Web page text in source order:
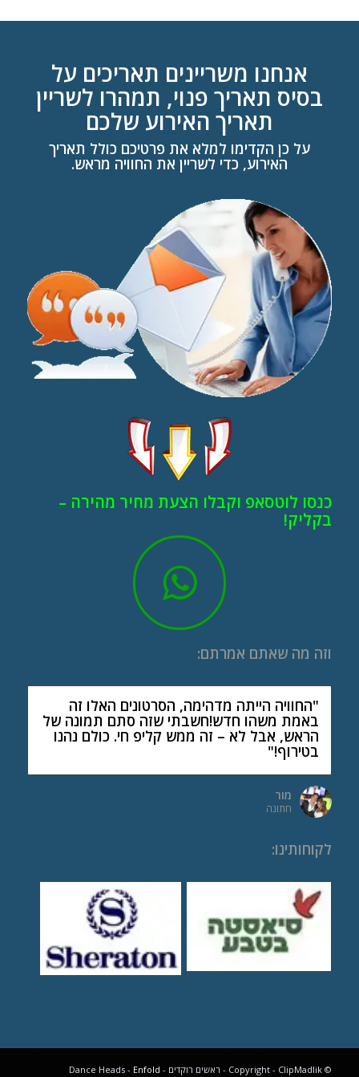
אנחנו משריינים תאריכים על
בסיס תאריך פנוי, תמהרו לשריין
תאריך האירוע שלכם
על כן הקדימו למלא את פרטיכם כולל תאריך
האירוע, כדי לשריין את החוויה מראש.
כנסו לוטסאפ וקבלו הצעת מחיר מהירה –
בקליק!
וזה מה שאתם אמרתם:
"החוויה הייתה מדהימה, הסרטונים האלו זה
באמת משהו חדש!חשבתי שזה סתם תמונה של
הראש, אבל לא – זה ממש קליפ חי. כולם נהנו
בטירוף!"
מור
חתונה
לקוחותינו:
© Copyright - ClipMadlik - ראשים רוקדים - Dance Heads - Enfold